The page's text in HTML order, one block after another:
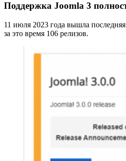
Поддержка Joomla 3
11 июля 2023 года вышла
за это время 106 релизов.